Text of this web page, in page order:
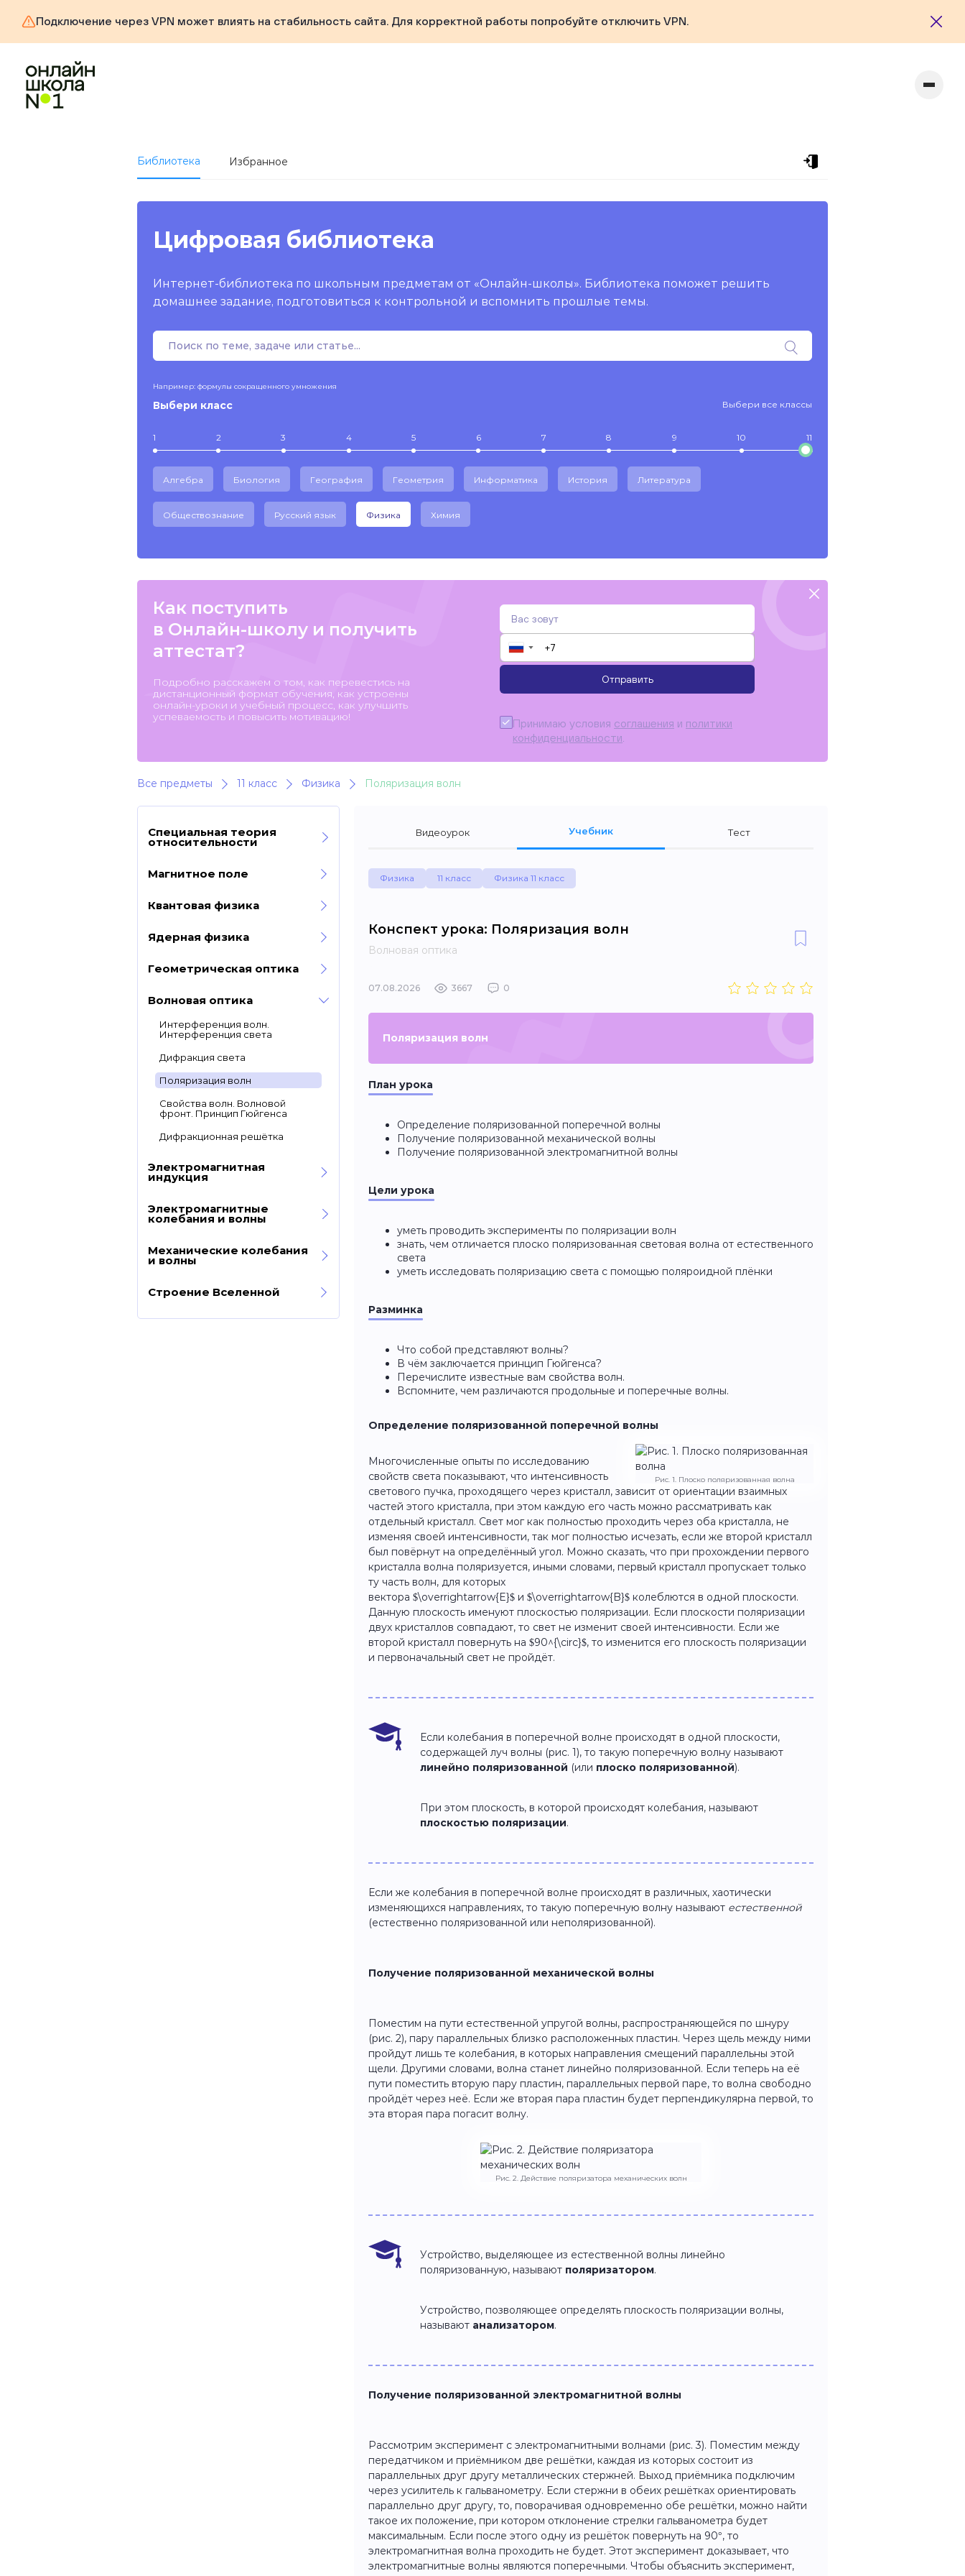
Подключение через VPN может влиять на стабильность сайта. Для корректной работы попробуйте отключить VPN.
Библиотека Избранное
Цифровая библиотека
Интернет-библиотека по школьным предметам от «Онлайн-школы». Библиотека поможет решить
домашнее задание, подготовиться к контрольной и вспомнить прошлые темы.
Например: формулы сокращенного умножения
Выбери класс Выбери все классы
1 2 3 4 5 6 7 8 9 10 11
Алгебра Биология География Геометрия Информатика История Литература
Обществознание Русский язык Физика Химия
Как поступить
в Онлайн-школу и получить
аттестат?
Подробно расскажем о том, как перевестись на
дистанционный формат обучения, как устроены
онлайн-уроки и учебный процесс, как улучшить
успеваемость и повысить мотивацию!
▼
Отправить
Принимаю условия соглашения и политики
конфиденциальности
Все предметы 11 класс Физика Поляризация волн
Специальная теория
относительности
Магнитное поле
Квантовая физика
Ядерная физика
Геометрическая оптика
Волновая оптика
Интерференция волн.
Интерференция света
Дифракция света
Поляризация волн
Свойства волн. Волновой
фронт. Принцип Гюйгенса
Дифракционная решётка
Электромагнитная
индукция
Электромагнитные
колебания и волны
Механические колебания
и волны
Строение Вселенной
Видеоурок Учебник Тест
Физика 11 класс Физика 11 класс
Конспект урока: Поляризация волн
Волновая оптика
07.08.2026 3667 0
Поляризация волн
План урока
Определение поляризованной поперечной волны
Получение поляризованной механической волны
Получение поляризованной электромагнитной волны
Цели урока
уметь проводить эксперименты по поляризации волн
знать, чем отличается плоско поляризованная световая волна от естественного
света
уметь исследовать поляризацию света с помощью поляроидной плёнки
Разминка
Что собой представляют волны?
В чём заключается принцип Гюйгенса?
Перечислите известные вам свойства волн.
Вспомните, чем различаются продольные и поперечные волны.
Определение поляризованной поперечной волны
Рис. 1. Плоско поляризованная волна
Многочисленные опыты по исследованию
свойств света показывают, что интенсивность
светового пучка, проходящего через кристалл, зависит от ориентации взаимных
частей этого кристалла, при этом каждую его часть можно рассматривать как
отдельный кристалл. Свет мог как полностью проходить через оба кристалла, не
изменяя своей интенсивности, так мог полностью исчезать, если же второй кристалл
был повёрнут на определённый угол. Можно сказать, что при прохождении первого
кристалла волна поляризуется, иными словами, первый кристалл пропускает только
ту часть волн, для которых
вектора $\overrightarrow{E}$ и $\overrightarrow{B}$ колеблются в одной плоскости.
Данную плоскость именуют плоскостью поляризации. Если плоскости поляризации
двух кристаллов совпадают, то свет не изменит своей интенсивности. Если же
второй кристалл повернуть на $90^{\circ}$, то изменится его плоскость поляризации
и первоначальный свет не пройдёт.
Если колебания в поперечной волне происходят в одной плоскости,
содержащей луч волны (рис. 1), то такую поперечную волну называют
линейно поляризованной (или плоско поляризованной).
При этом плоскость, в которой происходят колебания, называют
плоскостью поляризации.
Если же колебания в поперечной волне происходят в различных, хаотически
изменяющихся направлениях, то такую поперечную волну называют естественной
(естественно поляризованной или неполяризованной).
Получение поляризованной механической волны
Поместим на пути естественной упругой волны, распространяющейся по шнуру
(рис. 2), пару параллельных близко расположенных пластин. Через щель между ними
пройдут лишь те колебания, в которых направления смещений параллельны этой
щели. Другими словами, волна станет линейно поляризованной. Если теперь на её
пути поместить вторую пару пластин, параллельных первой паре, то волна свободно
пройдёт через неё. Если же вторая пара пластин будет перпендикулярна первой, то
эта вторая пара погасит волну.
Рис. 2. Действие поляризатора механических волн
Устройство, выделяющее из естественной волны линейно
поляризованную, называют поляризатором.
Устройство, позволяющее определять плоскость поляризации волны,
называют анализатором.
Получение поляризованной электромагнитной волны
Рассмотрим эксперимент с электромагнитными волнами (рис. 3). Поместим между
передатчиком и приёмником две решётки, каждая из которых состоит из
параллельных друг другу металлических стержней. Выход приёмника подключим
через усилитель к гальванометру. Если стержни в обеих решётках ориентировать
параллельно друг другу, то, поворачивая одновременно обе решётки, можно найти
такое их положение, при котором отклонение стрелки гальванометра будет
максимальным. Если после этого одну из решёток повернуть на 90°, то
электромагнитная волна проходить не будет. Этот эксперимент доказывает, что
электромагнитные волны являются поперечными. Чтобы объяснить эксперимент,